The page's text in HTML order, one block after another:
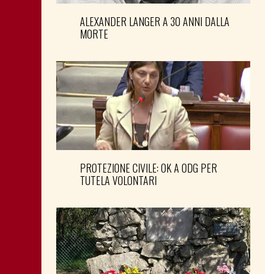
ALEXANDER LANGER A 30 ANNI DALLA
MORTE
PROTEZIONE CIVILE: OK A ODG PER
TUTELA VOLONTARI